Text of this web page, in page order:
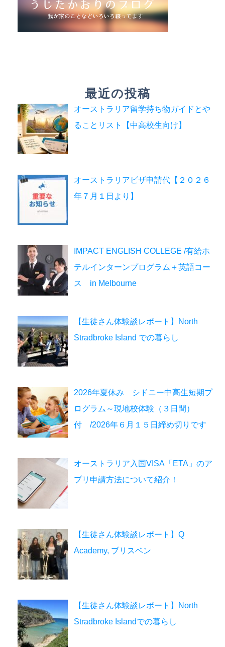
最近の投稿
オーストラリア留学持ち物ガイドとや
ることリスト【中高校生向け】
オーストラリアビザ申請代【２０２６
年７月１日より】
IMPACT ENGLISH COLLEGE /有給ホ
テルインターンプログラム＋英語コー
ス in Melbourne
【生徒さん体験談レポート】North
Stradbroke Island での暮らし
2026年夏休み シドニー中高生短期プ
ログラム～現地校体験（３日間）
付 /2026年６月１５日締め切りです
オーストラリア入国VISA「ETA」のア
プリ申請方法について紹介！
【生徒さん体験談レポート】Q
Academy, ブリスベン
【生徒さん体験談レポート】North
Stradbroke Islandでの暮らし